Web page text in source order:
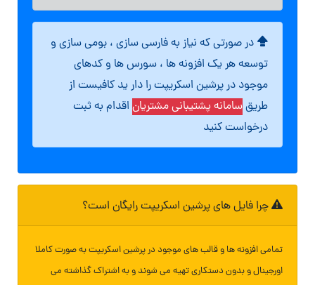
در صورتی که نیاز به فارسی سازی ، بومی سازی و
توسعه هر یک افزونه ها ، سورس ها و کدهای
موجود در پرشین اسکریپت را دار ید کافیست از
طریقسامانه پشتیبانی مشتریان اقدام به ثبت
درخواست کنید
چرا فایل های پرشین اسکریپت رایگان است؟
تمامی افزونه ها و قالب های موجود در پرشین اسکریپت به صورت کاملا
اورجینال و بدون دستکاری تهیه می شوند و به اشتراک گذاشته می